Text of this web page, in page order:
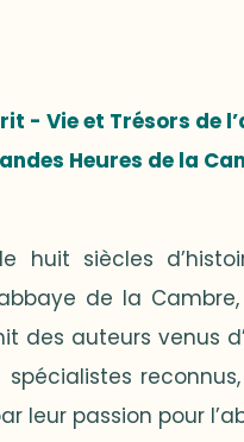
- Vie et Trésors de
Heures de la
huit siècles
de la
des auteurs venus
leur passion pour